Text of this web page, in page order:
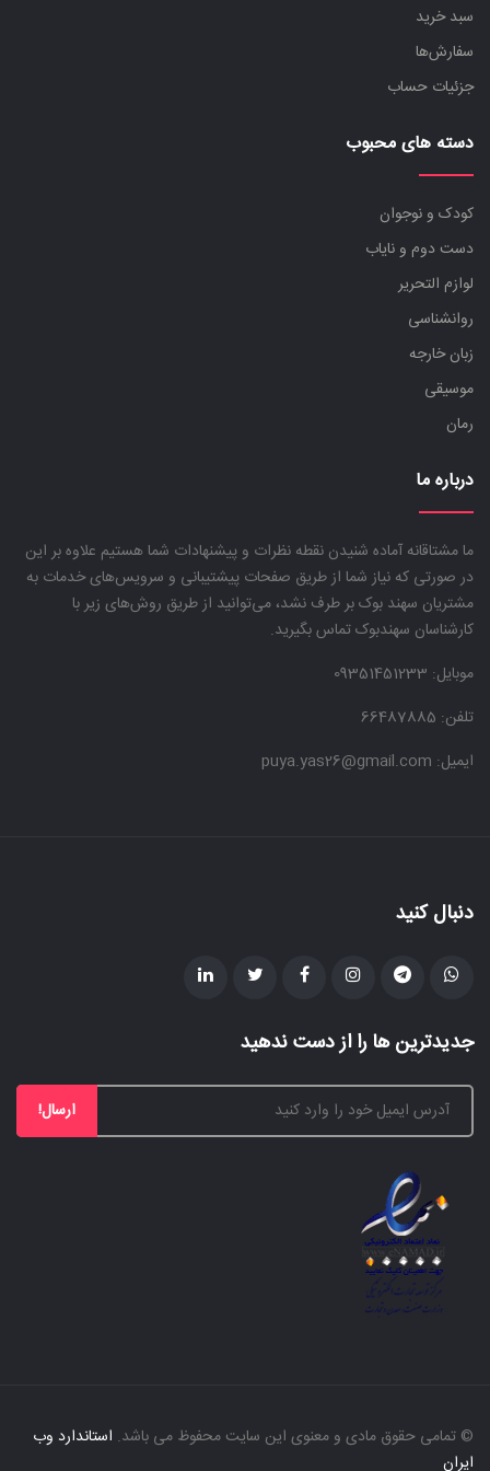
سبد خرید
سفارش‌ها
جزئیات حساب
دسته های محبوب
کودک و نوجوان
دست دوم و نایاب
لوازم التحریر
روانشناسی
زبان خارجه
موسیقی
رمان
درباره ما
ما مشتاقانه آماده شنیدن نقطه نظرات و پیشنهادات شما هستیم علاوه بر این
در صورتی که نیاز شما از طریق صفحات پیشتیبانی و سرویس‌های خدمات به
مشتریان سهند بوک بر طرف نشد، می‌توانید از طریق روش‌های زیر با
کارشناسان سهندبوک تماس بگیرید.
موبایل:
تلفن: 66487885
ایمیل: puya.yas26@gmail.com
دنبال کنید
جدیدترین ها را از دست ندهید
ارسال!
© تمامی حقوق مادی و معنوی این سایت محفوظ می باشد. استاندارد وب
ایران